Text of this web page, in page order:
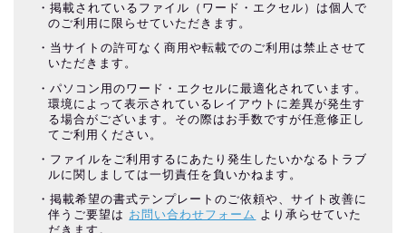
掲載されているファイル（ワード・エクセル）は個人で
のご利用に限らせていただきます。
当サイトの許可なく商用や転載でのご利用は禁止させて
いただきます。
パソコン用のワード・エクセルに最適化されています。
環境によって表示されているレイアウトに差異が発生す
る場合がございます。その際はお手数ですが任意修正し
てご利用ください。
ファイルをご利用するにあたり発生したいかなるトラブ
ルに関しましては一切責任を負いかねます。
掲載希望の書式テンプレートのご依頼や、サイト改善に
伴うご要望は お問い合わせフォーム より承らせていた
だきます。